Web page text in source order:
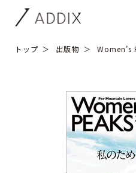
トップ 出版物 Women’s